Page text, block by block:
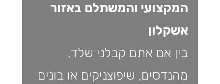
המקצועי והמשתלם באזור
אשקלון
בין אם אתם קבלני שלד,
מהנדסים, שיפוצניקים או בונים